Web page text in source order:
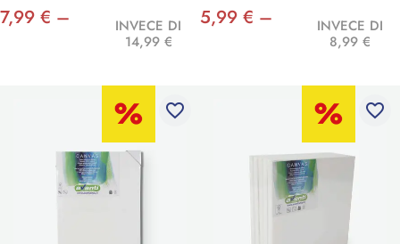
7,99 € –
INVECE DI
14,99 €
5,99 € –
INVECE DI
8,99 €
favorite_border favorite_border